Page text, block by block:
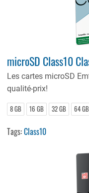
microSD Class10
Les cartes microSD
qualité-prix!
8 GB 16 GB 32 GB 64 GB
Tags:Class10